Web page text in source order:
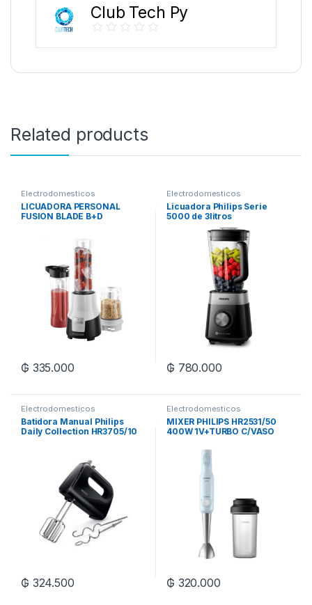
Club Tech Py
Related products
Electrodomesticos
LICUADORA PERSONAL
FUSION BLADE B+D
₲ 335.000
Electrodomesticos
Licuadora Philips Serie
5000 de 3litros
₲ 780.000
Electrodomesticos
Batidora Manual Philips
Daily Collection HR3705/10
₲ 324.500
Electrodomesticos
MIXER PHILIPS HR2531/50
400W 1V+TURBO C/VASO
₲ 320.000